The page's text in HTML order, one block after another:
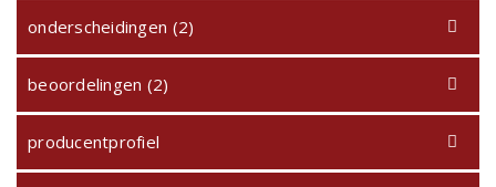
onderscheidingen (2)
beoordelingen (2)
producentprofiel